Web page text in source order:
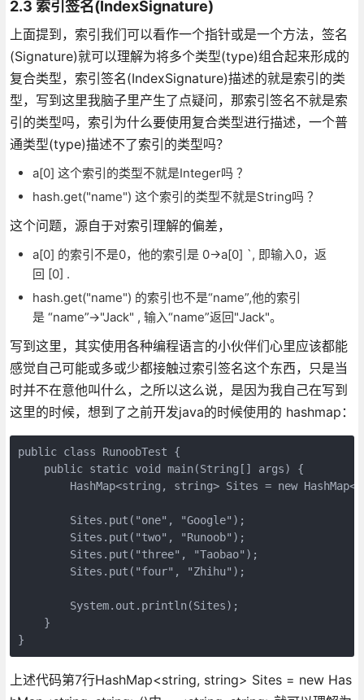
2.3 索引签名(IndexSignature)
上面提到，索引我们可以看作一个指针或是一个方法，签名
(Signature)就可以理解为将多个类型(type)组合起来形成的
复合类型，索引签名(IndexSignature)描述的就是索引的类
型，写到这里我脑子里产生了点疑问，那索引签名不就是索
引的类型吗，索引为什么要使用复合类型进行描述，一个普
通类型(type)描述不了索引的类型吗？
a[0] 这个索引的类型不就是Integer吗 ？
hash.get("name") 这个索引的类型不就是String吗 ？
这个问题，源自于对索引理解的偏差，
a[0] 的索引不是0，他的索引是 0->a[0] `, 即输入0，返
回 [0] .
hash.get("name") 的索引也不是“name”,他的索引
是 “name”->"Jack" , 输入“name”返回"Jack"。
写到这里，其实使用各种编程语言的小伙伴们心里应该都能
感觉自己可能或多或少都接触过索引签名这个东西，只是当
时并不在意他叫什么，之所以这么说，是因为我自己在写到
这里的时候，想到了之前开发java的时候使用的 hashmap：
public class RunoobTest {
    public static void main(String[] args) {
HashMap<string, string> Sites = new
        Sites.put("one", "Google");
        Sites.put("two", "Runoob");
        Sites.put("three", "Taobao");
        Sites.put("four", "Zhihu");
        System.out.println(Sites);
    }
}
上述代码第7行HashMap<string, string> Sites = new Has